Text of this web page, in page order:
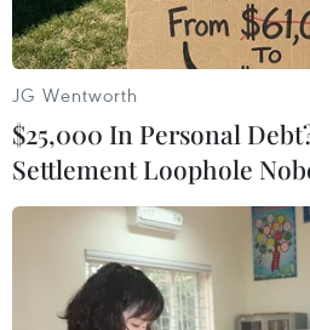
JG Wentworth
$25,000 In Personal
Settlement Loophole